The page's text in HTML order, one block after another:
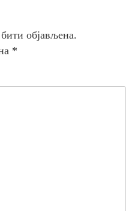
објављена.
*